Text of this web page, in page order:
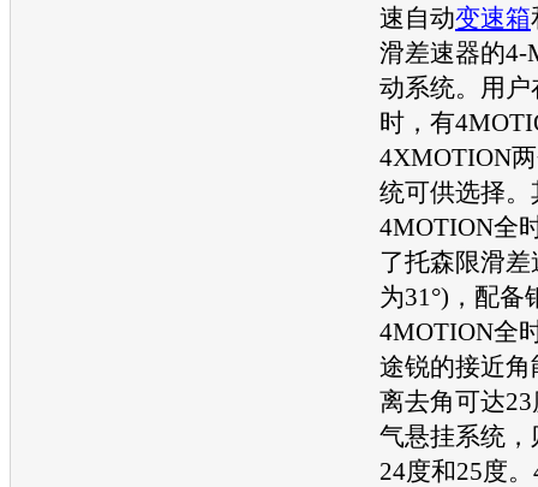
速自动变速箱
滑差速器的4-
动系统。用户
时，有
4XMOTION
统可供选择。
4MOTION全
了托森限滑
为31°)，配备
4MOTION全
途锐的接近角
离去角可达
气悬挂系统
24度和25度